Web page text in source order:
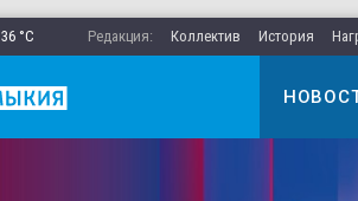
36 °C Редакция: Коллектив История